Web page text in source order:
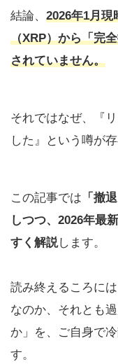
結論、 2026年1月現
（XRP）から「完
されていません。
それではなぜ、『
した』という噂が
この記事では 「撤
しつつ、2026年最
すく解説します。
読み終えるころに
なのか、それとも
か」を、ご自身で
す。